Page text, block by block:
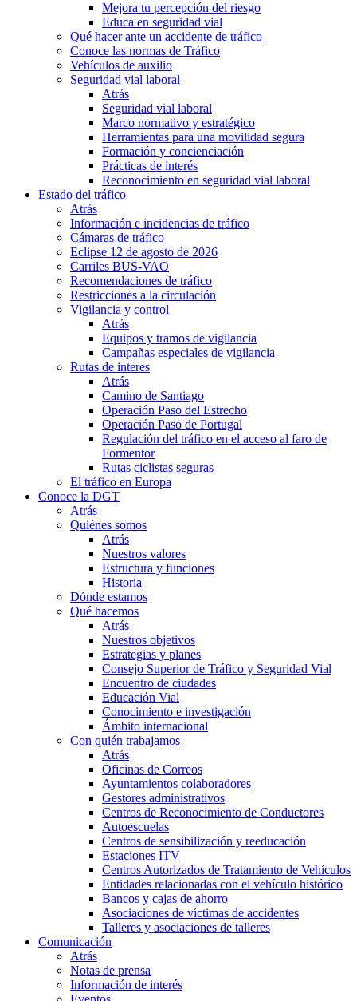
Mejora tu percepción del riesgo
Educa en seguridad vial
Qué hacer ante un accidente de tráfico
Conoce las normas de Tráfico
Vehículos de auxilio
Seguridad vial laboral
Atrás
Seguridad vial laboral
Marco normativo y estratégico
Herramientas para una movilidad segura
Formación y concienciación
Prácticas de interés
Reconocimiento en seguridad vial laboral
Estado del tráfico
Atrás
Información e incidencias de tráfico
Cámaras de tráfico
Eclipse 12 de agosto de 2026
Carriles BUS-VAO
Recomendaciones de tráfico
Restricciones a la circulación
Vigilancia y control
Atrás
Equipos y tramos de vigilancia
Campañas especiales de vigilancia
Rutas de interes
Atrás
Camino de Santiago
Operación Paso del Estrecho
Operación Paso de Portugal
Regulación del tráfico en el acceso al faro de
Formentor
Rutas ciclistas seguras
El tráfico en Europa
Conoce la DGT
Atrás
Quiénes somos
Atrás
Nuestros valores
Estructura y funciones
Historia
Dónde estamos
Qué hacemos
Atrás
Nuestros objetivos
Estrategias y planes
Consejo Superior de Tráfico y Seguridad Vial
Encuentro de ciudades
Educación Vial
Conocimiento e investigación
Ámbito internacional
Con quién trabajamos
Atrás
Oficinas de Correos
Ayuntamientos colaboradores
Gestores administrativos
Centros de Reconocimiento de Conductores
Autoescuelas
Centros de sensibilización y reeducación
Estaciones ITV
Centros Autorizados de Tratamiento de Vehículos
Entidades relacionadas con el vehículo histórico
Bancos y cajas de ahorro
Asociaciones de víctimas de accidentes
Talleres y asociaciones de talleres
Comunicación
Atrás
Notas de prensa
Información de interés